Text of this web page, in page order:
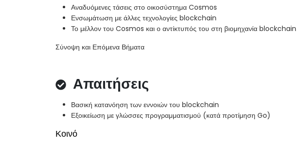
Αναδυόμενες τάσεις στο οικοσύστημα Cosmos
Ενσωμάτωση με άλλες τεχνολογίες blockchain
Το μέλλον του Cosmos και ο αντίκτυπός του στη βιομηχανία blockchain
Σύνοψη και Επόμενα Βήματα
Απαιτήσεις
Βασική κατανόηση των εννοιών του blockchain
Εξοικείωση με γλώσσες προγραμματισμού (κατά προτίμηση Go)
Κοινό